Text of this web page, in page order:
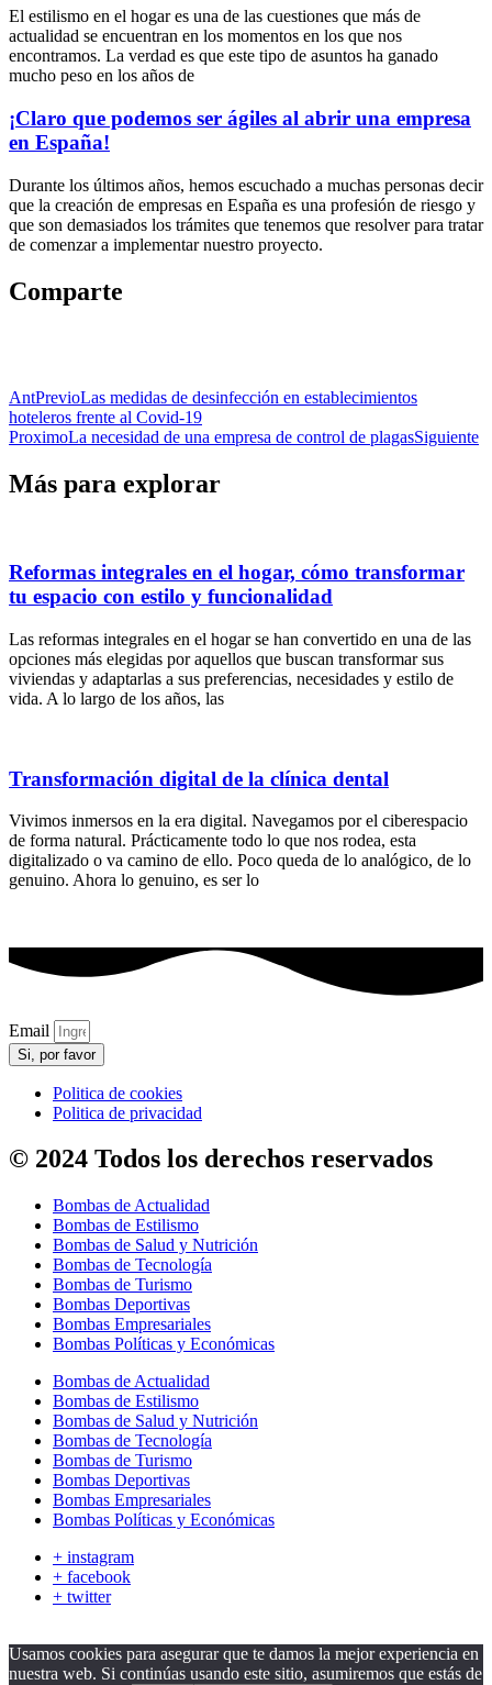
El estilismo en el hogar es una de las cuestiones que más de
actualidad se encuentran en los momentos en los que nos
encontramos. La verdad es que este tipo de asuntos ha ganado
mucho peso en los años de
¡Claro que podemos ser ágiles al abrir una empresa
en España!
Durante los últimos años, hemos escuchado a muchas personas decir
que la creación de empresas en España es una profesión de riesgo y
que son demasiados los trámites que tenemos que resolver para tratar
de comenzar a implementar nuestro proyecto.
Comparte
AntPrevioLas medidas de desinfección en establecimientos
hoteleros frente al Covid-19
ProximoLa necesidad de una empresa de control de plagasSiguiente
Más para explorar
Reformas integrales en el hogar, cómo transformar
tu espacio con estilo y funcionalidad
Las reformas integrales en el hogar se han convertido en una de las
opciones más elegidas por aquellos que buscan transformar sus
viviendas y adaptarlas a sus preferencias, necesidades y estilo de
vida. A lo largo de los años, las
Transformación digital de la clínica dental
Vivimos inmersos en la era digital. Navegamos por el ciberespacio
de forma natural. Prácticamente todo lo que nos rodea, esta
digitalizado o va camino de ello. Poco queda de lo analógico, de lo
genuino. Ahora lo genuino, es ser lo
Email
Si, por favor
Politica de cookies
Politica de privacidad
© 2024 Todos los derechos reservados
Bombas de Actualidad
Bombas de Estilismo
Bombas de Salud y Nutrición
Bombas de Tecnología
Bombas de Turismo
Bombas Deportivas
Bombas Empresariales
Bombas Políticas y Económicas
Bombas de Actualidad
Bombas de Estilismo
Bombas de Salud y Nutrición
Bombas de Tecnología
Bombas de Turismo
Bombas Deportivas
Bombas Empresariales
Bombas Políticas y Económicas
+ instagram
+ facebook
+ twitter
Usamos cookies para asegurar que te damos la mejor experiencia en
nuestra web. Si continúas usando este sitio, asumiremos que estás de